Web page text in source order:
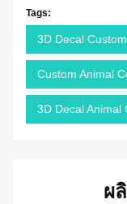
Tags:
3D Decal
Custom Animal
3D Decal Animal
ผ